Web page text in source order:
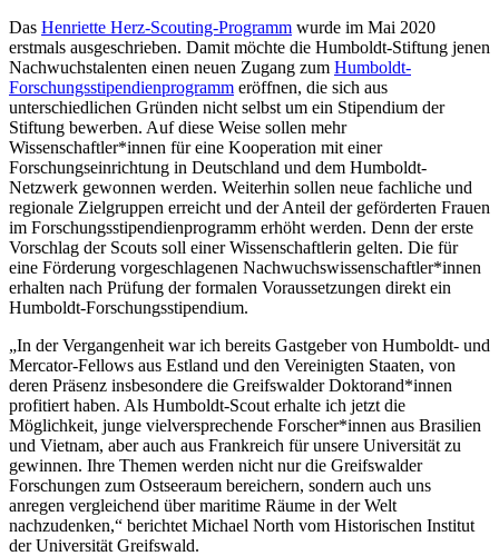
Das Henriette Herz-Scouting-Programm wurde im Mai 2020
erstmals ausgeschrieben. Damit möchte die Humboldt-Stiftung jenen
Nachwuchstalenten einen neuen Zugang zum Humboldt-
Forschungsstipendienprogramm eröffnen, die sich aus
unterschiedlichen Gründen nicht selbst um ein Stipendium der
Stiftung bewerben. Auf diese Weise sollen mehr
Wissenschaftler*innen für eine Kooperation mit einer
Forschungseinrichtung in Deutschland und dem Humboldt-
Netzwerk gewonnen werden. Weiterhin sollen neue fachliche und
regionale Zielgruppen erreicht und der Anteil der geförderten Frauen
im Forschungsstipendienprogramm erhöht werden. Denn der erste
Vorschlag der Scouts soll einer Wissenschaftlerin gelten. Die für
eine Förderung vorgeschlagenen Nachwuchswissenschaftler*innen
erhalten nach Prüfung der formalen Voraussetzungen direkt ein
Humboldt-Forschungsstipendium.
„In der Vergangenheit war ich bereits Gastgeber von Humboldt- und
Mercator-Fellows aus Estland und den Vereinigten Staaten, von
deren Präsenz insbesondere die Greifswalder Doktorand*innen
profitiert haben. Als Humboldt-Scout erhalte ich jetzt die
Möglichkeit, junge vielversprechende Forscher*innen aus Brasilien
und Vietnam, aber auch aus Frankreich für unsere Universität zu
gewinnen. Ihre Themen werden nicht nur die Greifswalder
Forschungen zum Ostseeraum bereichern, sondern auch uns
anregen vergleichend über maritime Räume in der Welt
nachzudenken,“ berichtet Michael North vom Historischen Institut
der Universität Greifswald.